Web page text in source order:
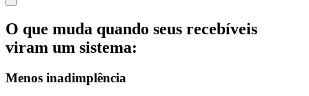
O que muda quando seus recebíveis
viram um sistema:
Menos inadimplência